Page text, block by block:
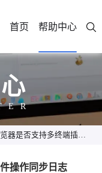
首页 帮助中心
否支持多终端插件操作同步日志
操作同步日志